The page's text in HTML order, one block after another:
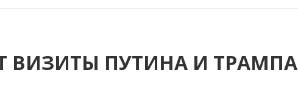
ВИЗИТЫ ПУТИНА И ТРАМПА